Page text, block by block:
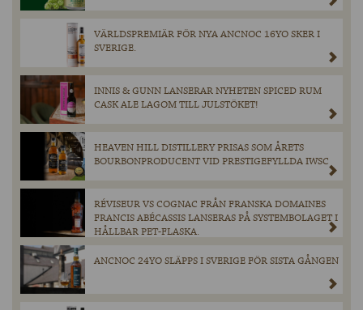
VÄRLDSPREMIÄR FÖR NYA ANCNOC 16YO SKER I
SVERIGE.
INNIS & GUNN LANSERAR NYHETEN SPICED RUM
CASK ALE LAGOM TILL JULSTÖKET!
HEAVEN HILL DISTILLERY PRISAS SOM ÅRETS
BOURBONPRODUCENT VID PRESTIGEFYLLDA IWSC
RÉVISEUR VS COGNAC FRÅN FRANSKA DOMAINES
FRANCIS ABÉCASSIS LANSERAS PÅ SYSTEMBOLAGET I
HÅLLBAR PET-FLASKA.
ANCNOC 24YO SLÄPPS I SVERIGE FÖR SISTA GÅNGEN